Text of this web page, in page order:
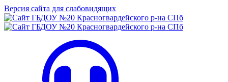
Версия сайта для слабовидящих